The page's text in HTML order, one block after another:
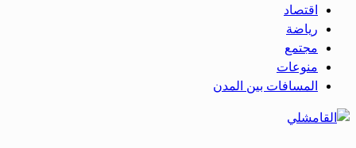
اقتصاد
رياضة
مجتمع
منوعات
المسافات بين المدن